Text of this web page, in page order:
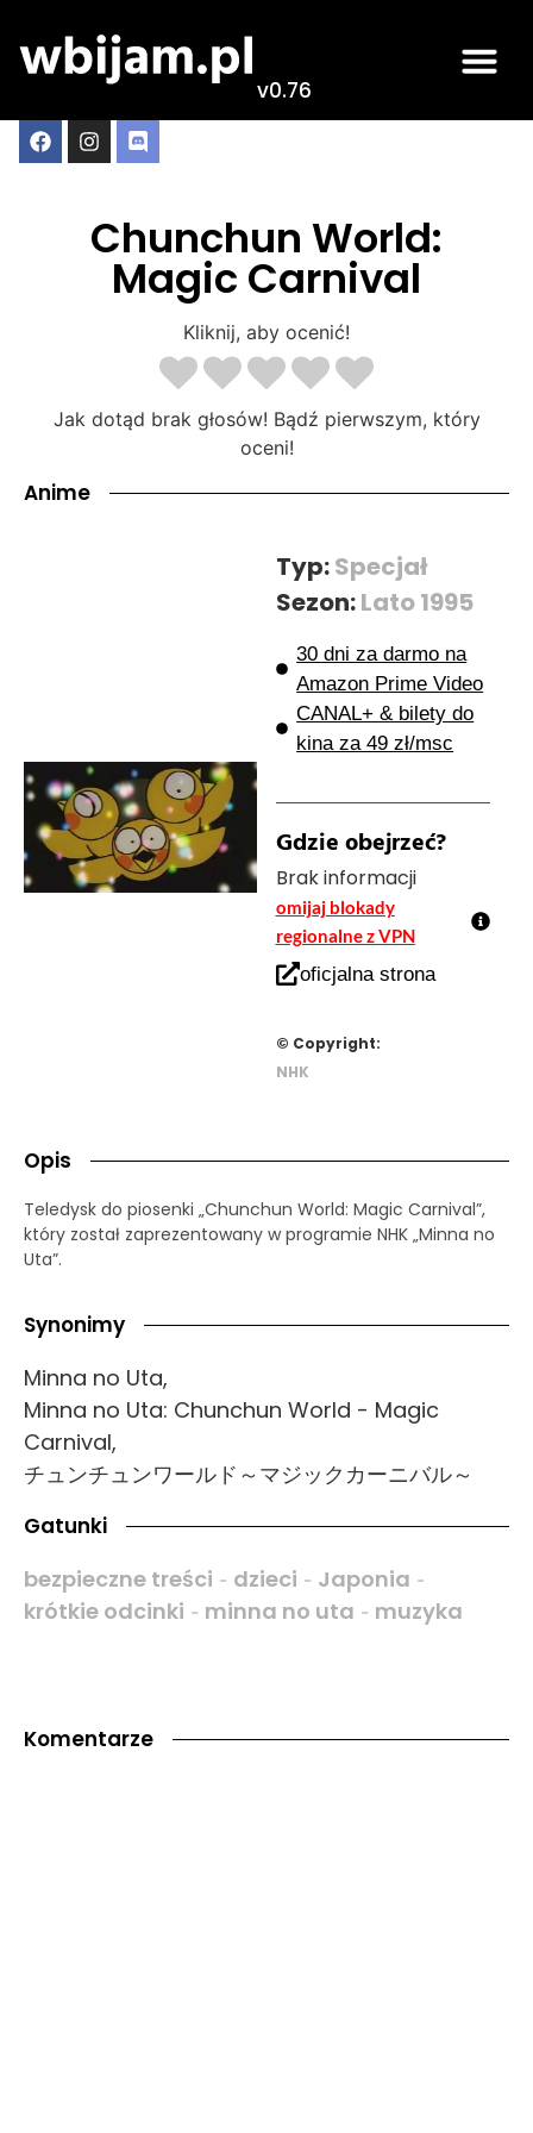
v0.76
Chunchun World:
Magic Carnival
Kliknij, aby ocenić!
Jak dotąd brak głosów! Bądź pierwszym, który
oceni!
Anime
Typ:Specjał
Sezon:Lato 1995
30 dni za darmo na
Amazon Prime Video
CANAL+ & bilety do
kina za 49 zł/msc
Gdzie obejrzeć?
Brak informacji
omijaj blokady
regionalne z VPN
oficjalna strona
© Copyright:
NHK
Opis
Teledysk do piosenki „Chunchun World: Magic Carnival”,
który został zaprezentowany w programie NHK „Minna no
Uta”.
Synonimy
Minna no Uta,
Minna no Uta: Chunchun World - Magic
Carnival,
チュンチュンワールド～マジックカーニバル～
Gatunki
bezpieczne treści - dzieci - Japonia -
krótkie odcinki - minna no uta - muzyka
Komentarze